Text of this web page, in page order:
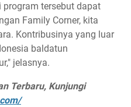
tersebut dapat
Family Corner, kita
Kontribusinya yang luar
baldatun
jelasnya.
Terbaru, Kunjungi